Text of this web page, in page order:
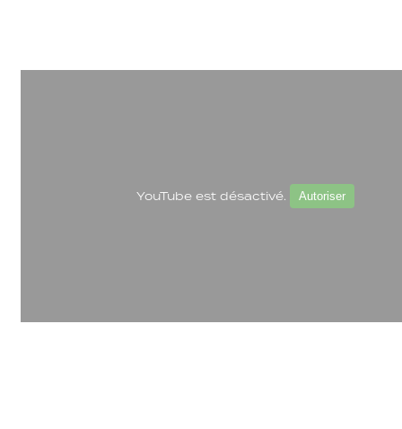
YouTube est désactivé. Autoriser